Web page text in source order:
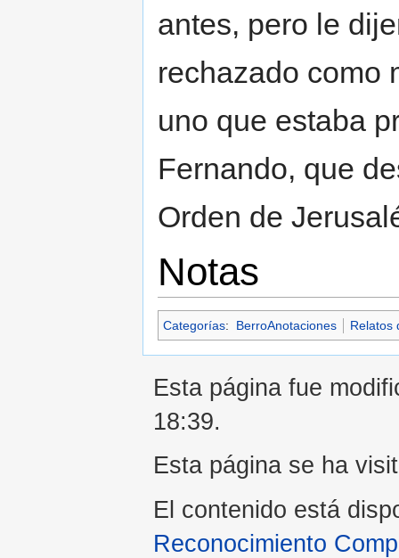
antes, pero le
rechazado como
uno que estaba
Fernando, que
Orden de
Notas
Categorías: BerroAnotaciones Relatos
Esta página fue
18:39.
Esta página se ha
El contenido está
Reconocimiento